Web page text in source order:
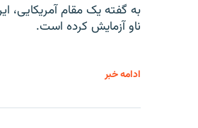
به گفته یک مقام آمریکایی،
ناو آزمایش کرده است.
ادامه خبر